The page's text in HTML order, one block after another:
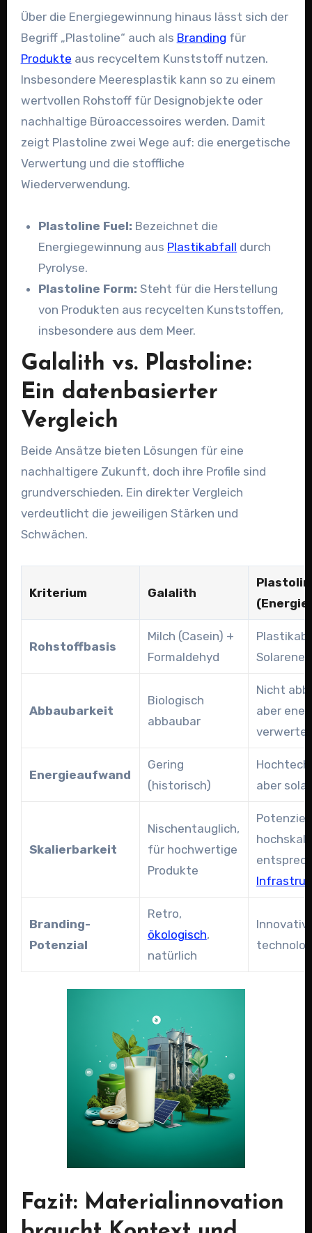
Über die Energiegewinnung hinaus lässt sich der
Begriff „Plastoline“ auch als Branding für
Produkte aus recyceltem Kunststoff nutzen.
Insbesondere Meeresplastik kann so zu einem
wertvollen Rohstoff für Designobjekte oder
nachhaltige Büroaccessoires werden. Damit
zeigt Plastoline zwei Wege auf: die energetische
Verwertung und die stoffliche
Wiederverwendung.
Plastoline Fuel: Bezeichnet die
Energiegewinnung aus Plastikabfall durch
Pyrolyse.
Plastoline Form: Steht für die Herstellung
von Produkten aus recycelten Kunststoffen,
insbesondere aus dem Meer.
Galalith vs. Plastoline:
Ein datenbasierter
Vergleich
Beide Ansätze bieten Lösungen für eine
nachhaltigere Zukunft, doch ihre Profile sind
grundverschieden. Ein direkter Vergleich
verdeutlicht die jeweiligen Stärken und
Schwächen.
Kriterium Galalith
Rohstoffbasis
Milch (Casein) +
Formaldehyd
Abbaubarkeit
Biologisch
abbaubar
Nicht
aber
verwertet
Energieaufwand
Gering
(historisch)
aber
Skalierbarkeit
Nischentauglich,
für hochwertige
Produkte
Potenziell
Branding-
Potenzial
Retro,
ökologisch,
natürlich
Fazit: Materialinnovation